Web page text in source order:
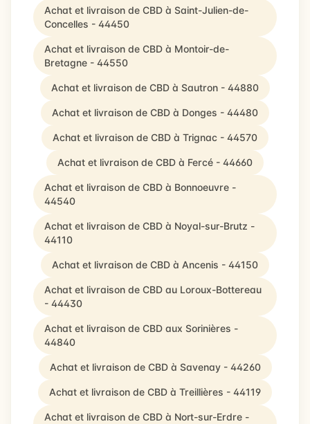
Achat et livraison de CBD à Saint-Julien-de-
Concelles - 44450
Achat et livraison de CBD à Montoir-de-
Bretagne - 44550
Achat et livraison de CBD à Sautron - 44880
Achat et livraison de CBD à Donges - 44480
Achat et livraison de CBD à Trignac - 44570
Achat et livraison de CBD à Fercé - 44660
Achat et livraison de CBD à Bonnoeuvre -
44540
Achat et livraison de CBD à Noyal-sur-Brutz -
44110
Achat et livraison de CBD à Ancenis - 44150
Achat et livraison de CBD au Loroux-Bottereau
- 44430
Achat et livraison de CBD aux Sorinières -
44840
Achat et livraison de CBD à Savenay - 44260
Achat et livraison de CBD à Treillières - 44119
Achat et livraison de CBD à Nort-sur-Erdre -